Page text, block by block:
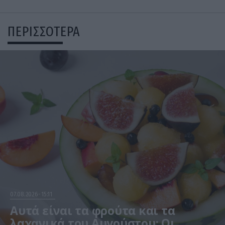
ΠΕΡΙΣΣΟΤΕΡΑ
07.08.2026 15:11
Αυτά είναι τα φρούτα και τα